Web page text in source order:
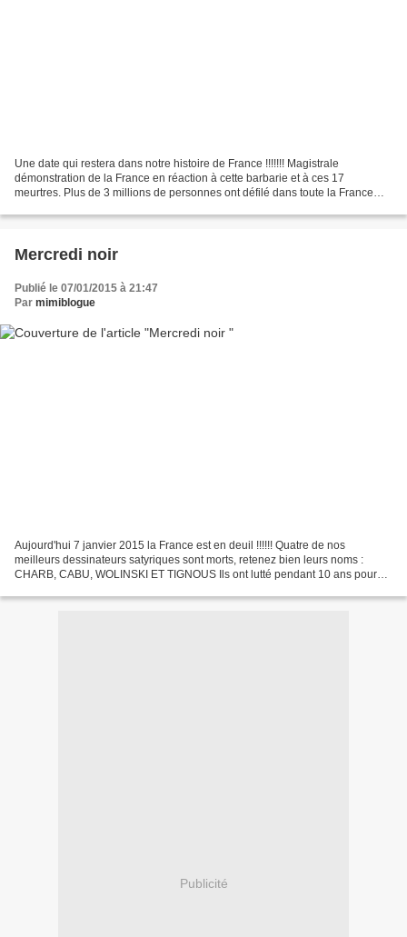
Une date qui restera dans notre histoire de France !!!!!!! Magistrale
démonstration de la France en réaction à cette barbarie et à ces 17
meurtres. Plus de 3 millions de personnes ont défilé dans toute la France
Mercredi noir
Publié le 07/01/2015 à 21:47
Par mimiblogue
Aujourd'hui 7 janvier 2015 la France est en deuil !!!!!! Quatre de nos
meilleurs dessinateurs satyriques sont morts, retenez bien leurs noms :
CHARB, CABU, WOLINSKI ET TIGNOUS Ils ont lutté pendant 10 ans pour
Publicité